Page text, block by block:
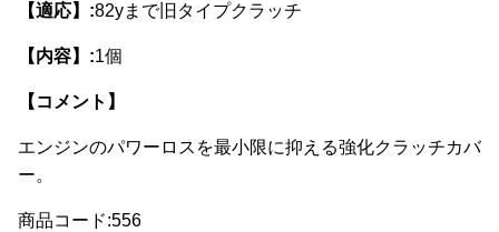
【適応】:82yまで旧タイプクラッチ
【内容】:1個
【コメント】
エンジンのパワーロスを最小限に抑える強化クラッチカバ
ー。
商品コード:556